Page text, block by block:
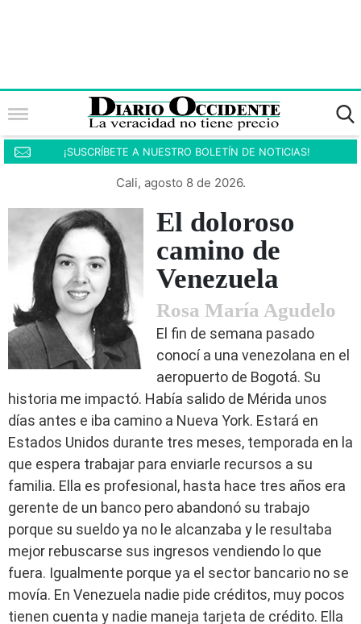
¡SUSCRÍBETE A NUESTRO BOLETÍN DE NOTICIAS!
Cali, agosto 8 de 2026.
El doloroso
camino de
Venezuela
Rosa María Agudelo
El fin de semana pasado
conocí a una venezolana en el
aeropuerto de Bogotá. Su
historia me impactó. Había salido de Mérida unos
días antes e iba camino a Nueva York. Estará en
Estados Unidos durante tres meses, temporada en la
que espera trabajar para enviarle recursos a su
familia. Ella es profesional, hasta hace tres años era
gerente de un banco pero abandonó su trabajo
porque su sueldo ya no le alcanzaba y le resultaba
mejor rebuscarse sus ingresos vendiendo lo que
fuera. Igualmente porque ya el sector bancario no se
movía. En Venezuela nadie pide créditos, muy pocos
tienen cuenta y nadie maneja tarjeta de crédito. Ella